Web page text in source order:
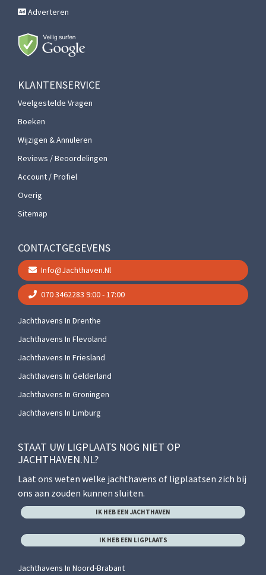
Adverteren
KLANTENSERVICE
Veelgestelde Vragen
Boeken
Wijzigen & Annuleren
Reviews / Beoordelingen
Account / Profiel
Overig
Sitemap
CONTACTGEGEVENS
Info@jachthaven.nl
070 3462283 9:00 - 17:00
Jachthavens In Drenthe
Jachthavens In Flevoland
Jachthavens In Friesland
Jachthavens In Gelderland
Jachthavens In Groningen
Jachthavens In Limburg
STAAT UW LIGPLAATS NOG NIET OP
JACHTHAVEN.NL?
Laat ons weten welke jachthavens of ligplaatsen zich bij
ons aan zouden kunnen sluiten.
IK HEB EEN JACHTHAVEN
IK HEB EEN LIGPLAATS
Jachthavens In Noord-Brabant